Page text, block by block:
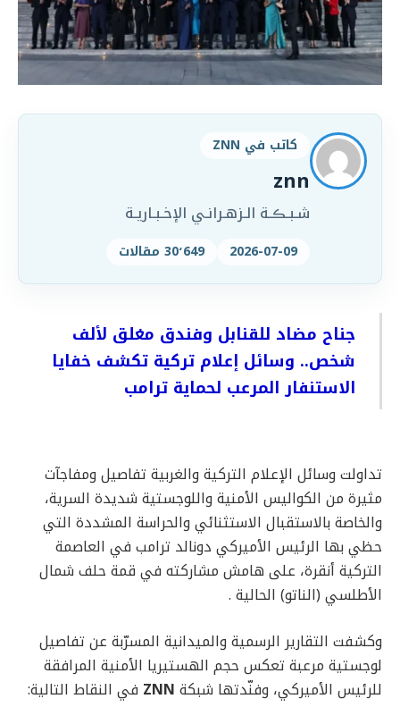
كاتب في ZNN
znn
شـبـڪـة الـزهـرانـي الإخـبـاريـة
2026-07-09 30٬649 مقالات
جناح مضاد للقنابل وفندق مغلق لألف
شخص.. وسائل إعلام تركية تكشف خفايا
الاستنفار المرعب لحماية ترامب
تداولت وسائل الإعلام التركية والغربية تفاصيل ومفاجآت
مثيرة من الكواليس الأمنية واللوجستية شديدة السرية،
والخاصة بالاستقبال الاستثنائي والحراسة المشددة التي
حظي بها الرئيس الأميركي دونالد ترامب في العاصمة
التركية أنقرة، على هامش مشاركته في قمة حلف شمال
الأطلسي (الناتو) الحالية .
وكشفت التقارير الرسمية والميدانية المسرّبة عن تفاصيل
لوجستية مرعبة تعكس حجم الهستيريا الأمنية المرافقة
للرئيس الأميركي، وفنّدتها شبكة ZNN في النقاط التالية: